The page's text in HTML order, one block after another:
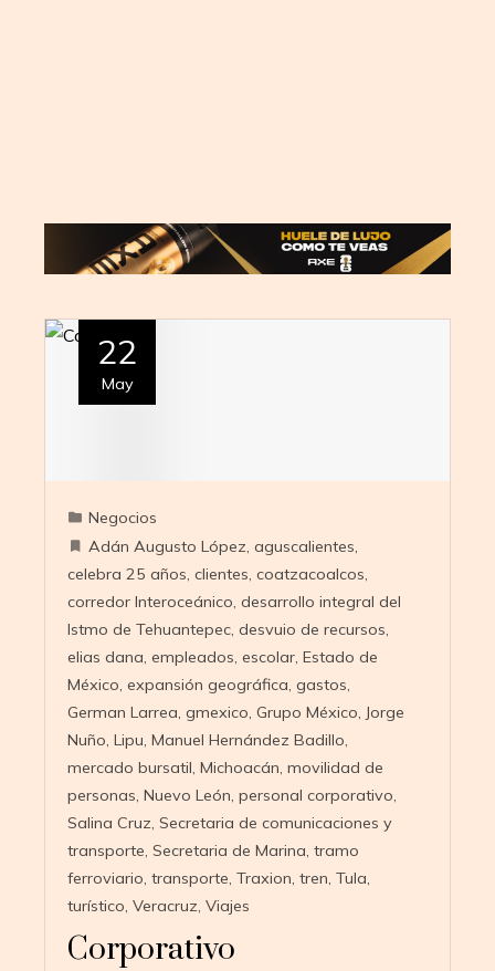
22
May
Negocios
Adán Augusto López, aguscalientes,
celebra 25 años, clientes, coatzacoalcos,
corredor Interoceánico, desarrollo integral del
Istmo de Tehuantepec, desvuio de recursos,
elias dana, empleados, escolar, Estado de
México, expansión geográfica, gastos,
German Larrea, gmexico, Grupo México, Jorge
Nuño, Lipu, Manuel Hernández Badillo,
mercado bursatil, Michoacán, movilidad de
personas, Nuevo León, personal corporativo,
Salina Cruz, Secretaria de comunicaciones y
transporte, Secretaria de Marina, tramo
ferroviario, transporte, Traxion, tren, Tula,
turístico, Veracruz, Viajes
Corporativo